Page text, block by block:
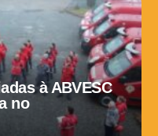
à ABVESC
no